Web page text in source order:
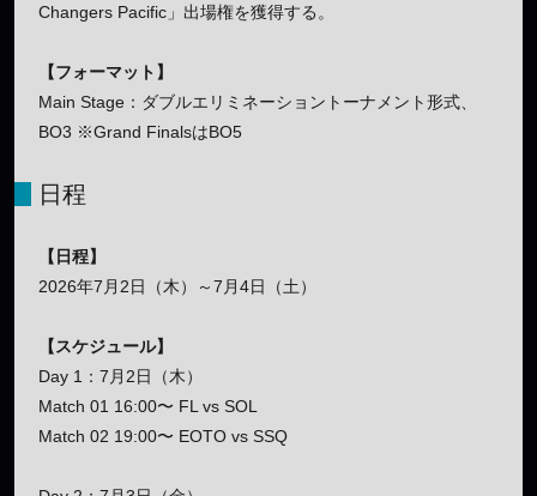
Changers Pacific」出場権を獲得する。
【フォーマット】
Main Stage：ダブルエリミネーショントーナメント形式、
BO3 ※Grand FinalsはBO5
日程
【日程】
2026年7月2日（木）～7月4日（土）
【スケジュール】
Day 1：7月2日（木）
Match 01 16:00〜 FL vs SOL
Match 02 19:00〜 EOTO vs SSQ